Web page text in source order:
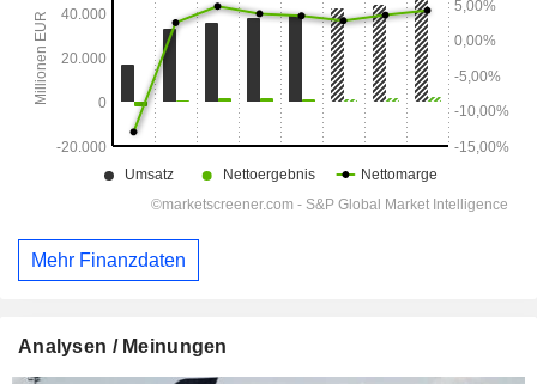
Mehr Finanzdaten
Analysen / Meinungen